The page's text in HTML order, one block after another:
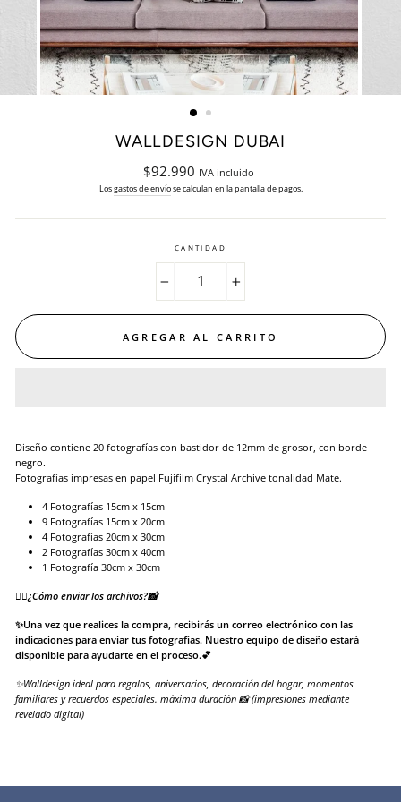
WALLDESIGN DUBAI
Precio
habitual
$92.990 IVA incluido
Losgastos de envíose calculan en la pantalla de pagos.
CANTIDAD
AGREGAR AL CARRITO
Diseño contiene 20 fotografías con bastidor de 12mm de grosor, con borde
negro.
Fotografías impresas en papel Fujifilm Crystal Archive tonalidad Mate.
4 Fotografías 15cm x 15cm
9 Fotografías 15cm x 20cm
4 Fotografías 20cm x 30cm
2 Fotografías 30cm x 40cm
1 Fotografía 30cm x 30cm
👉🏻¿Cómo enviar los archivos?📸
✨Una vez que realices la compra, recibirás un correo electrónico con las
indicaciones para enviar tus fotografías. Nuestro equipo de diseño estará
disponible para ayudarte en el proceso.💕
✨Walldesign ideal para regalos, aniversarios, decoración del hogar, momentos
familiares y recuerdos especiales. máxima duración 📸 (impresiones mediante
revelado digital)